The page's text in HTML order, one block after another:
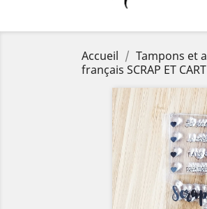
Accueil Tampons et
français SCRAP ET